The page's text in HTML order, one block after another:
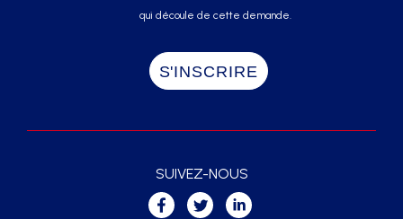
qui découle de cette demande.
SUIVEZ-NOUS